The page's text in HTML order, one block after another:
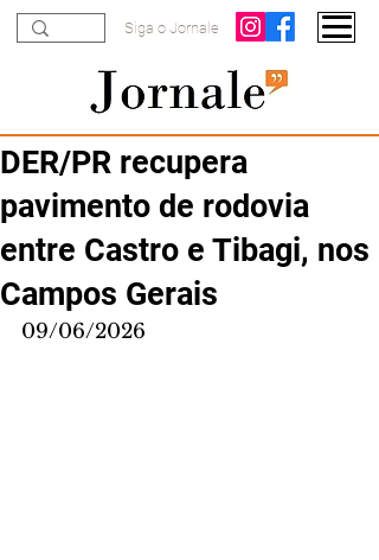
Siga o Jornale
DER/PR recupera
pavimento de rodovia
entre Castro e Tibagi, nos
Campos Gerais
09/06/2026